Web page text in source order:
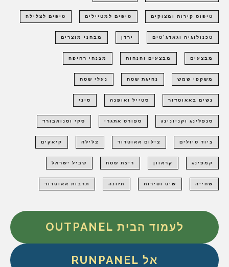
טיפוס קירות ומצוקים טיפים למטיילים טיפים לצלילה
טכנולוגיה וגאדג'טים ירדן מבחני מוצרים
מבצעים מבצעים והנחות מצנחי רחיפה
משקפי שמש נהיגת שטח נעלי שטח
נשים באאוטדור סטייל ואופנה סיני
סנפלינג וקניונינג ספורט אתגרי סקי וסנואבורד
ציוד טיולים צילום אאוטדור צלילה קיאקים
קמפינג קראוון ריצת שטח שביל ישראל
שחייה שיט וסירות תזונה תרבות אאוטדור
לעמוד הבית OUTPANEL
אל RUNPANEL